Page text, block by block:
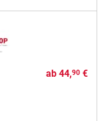
ab 44,90€